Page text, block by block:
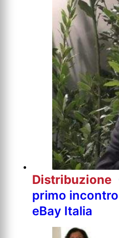
Distribuzione
primo
eBay Italia